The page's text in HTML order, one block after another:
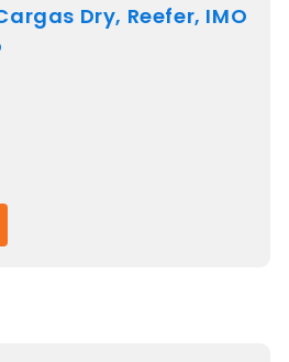
Dry, Reefer, IMO